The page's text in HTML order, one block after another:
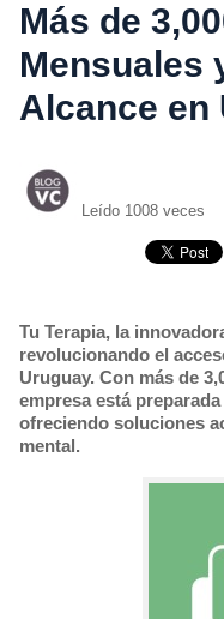
Más de
Mensuales
Alcance en
Leído 1008 veces
Tu Terapia, la
revolucionando el
Uruguay. Con más de
empresa está
ofreciendo soluciones
mental.